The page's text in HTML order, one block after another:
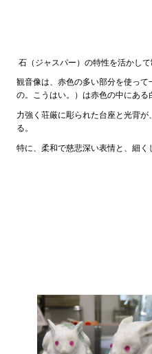
石（ジャスパー）の特性を活かして
観音像は、赤色の多い部分を使っ
の。こうはい。）は赤色の中にあ
力強く荘厳に彫られた台座と光背
る。
特に、柔和で慈悲深い表情と、細